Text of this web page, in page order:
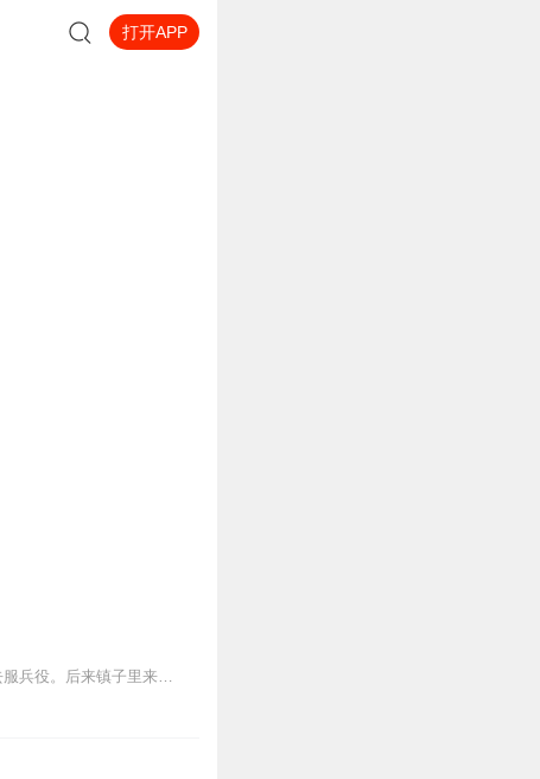
打开APP
从前有个博卡帕利亚小镇，住着一个叫马西诺的年轻人，他最聪明。长大后，马西诺出发去服兵役。后来镇子里来了一个女巫米奇利娜，她把人们的牛都偷走，让镇里的人们都不能...